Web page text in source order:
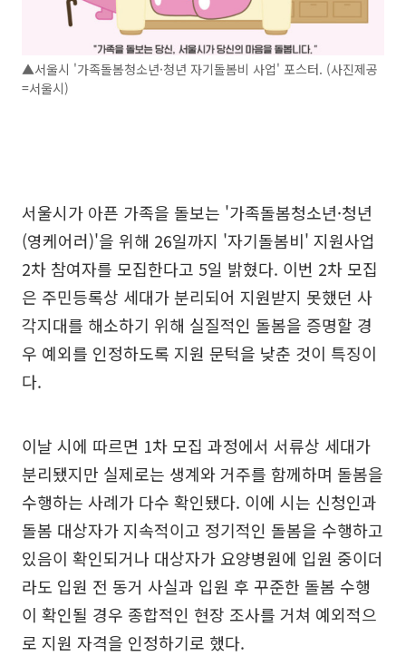
▲서울시 '가족돌봄청소년·청년 자기돌봄비 사업' 포스터. (사진제공
=서울시)
서울시가 아픈 가족을 돌보는 '가족돌봄청소년·청년
(영케어러)'을 위해 26일까지 '자기돌봄비' 지원사업
2차 참여자를 모집한다고 5일 밝혔다. 이번 2차 모집
은 주민등록상 세대가 분리되어 지원받지 못했던 사
각지대를 해소하기 위해 실질적인 돌봄을 증명할 경
우 예외를 인정하도록 지원 문턱을 낮춘 것이 특징이
다.
이날 시에 따르면 1차 모집 과정에서 서류상 세대가
분리됐지만 실제로는 생계와 거주를 함께하며 돌봄을
수행하는 사례가 다수 확인됐다. 이에 시는 신청인과
돌봄 대상자가 지속적이고 정기적인 돌봄을 수행하고
있음이 확인되거나 대상자가 요양병원에 입원 중이더
라도 입원 전 동거 사실과 입원 후 꾸준한 돌봄 수행
이 확인될 경우 종합적인 현장 조사를 거쳐 예외적으
로 지원 자격을 인정하기로 했다.